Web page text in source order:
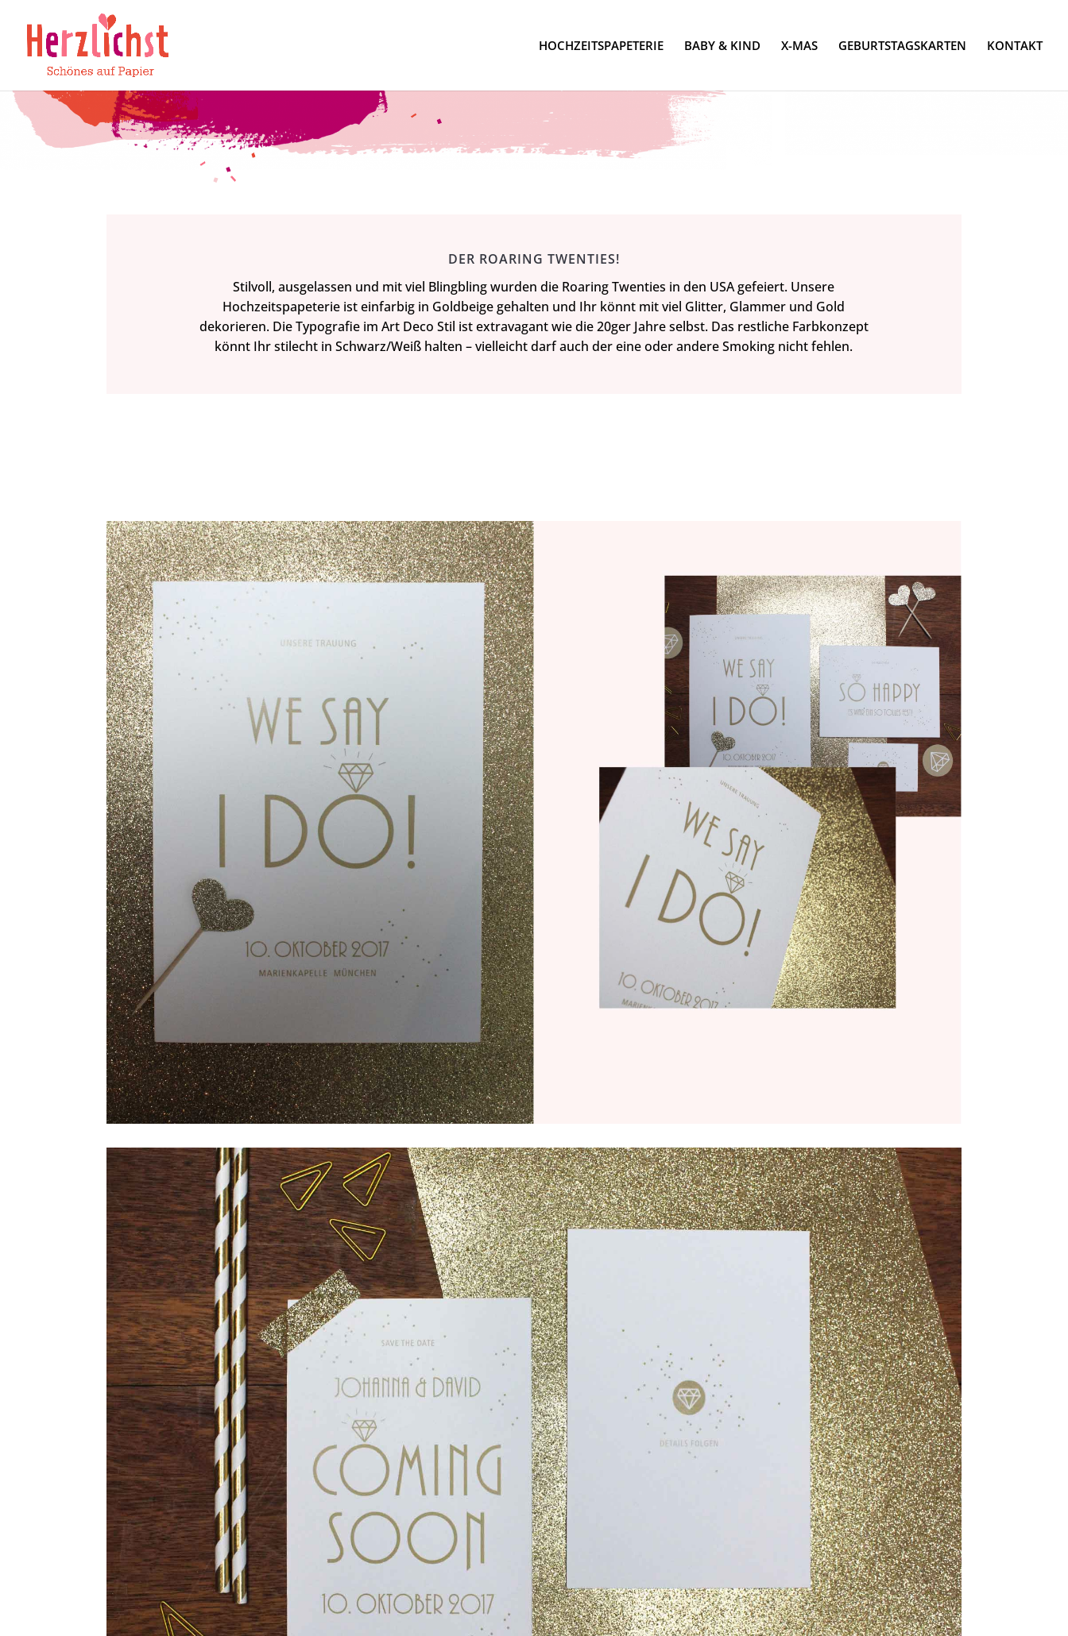
HOCHZEITSPAPETERIE BABY & KIND X-MAS GEBURTSTAGSKARTEN KONTAKT
DER ROARING TWENTIES!
Stilvoll, ausgelassen und mit viel Blingbling wurden die Roaring Twenties in den USA gefeiert. Unsere
Hochzeitspapeterie ist einfarbig in Goldbeige gehalten und Ihr könnt mit viel Glitter, Glammer und Gold
dekorieren. Die Typografie im Art Deco Stil ist extravagant wie die 20ger Jahre selbst. Das restliche Farbkonzept
könnt Ihr stilecht in Schwarz/Weiß halten – vielleicht darf auch der eine oder andere Smoking nicht fehlen.